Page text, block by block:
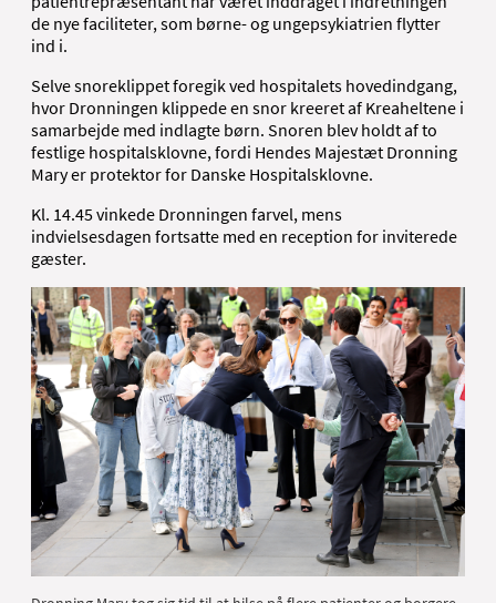
de nye faciliteter, som børne- og ungepsykiatrien flytter
ind i.
Selve snoreklippet foregik ved hospitalets hovedindgang,
hvor Dronningen klippede en snor kreeret af Kreaheltene i
samarbejde med indlagte børn. Snoren blev holdt af to
festlige hospitalsklovne, fordi Hendes Majestæt Dronning
Mary er protektor for Danske Hospitalsklovne.
Kl. 14.45 vinkede Dronningen farvel, mens
indvielsesdagen fortsatte med en reception for inviterede
gæster.